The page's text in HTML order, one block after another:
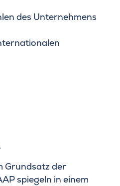
des Unternehmens
.
Grundsatz der
spiegeln in einem